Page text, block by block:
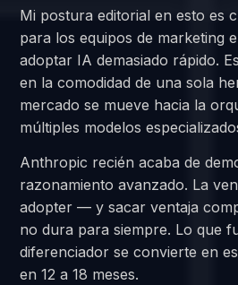
Mi postura editorial en esto es
para los equipos de marketing
adoptar IA demasiado rápido.
en la comodidad de una sola
mercado se mueve hacia la
múltiples modelos
Anthropic recién acaba de
razonamiento avanzado. La
adopter — y sacar ventaja
no dura para siempre. Lo que
diferenciador se convierte en
en 12 a 18 meses.